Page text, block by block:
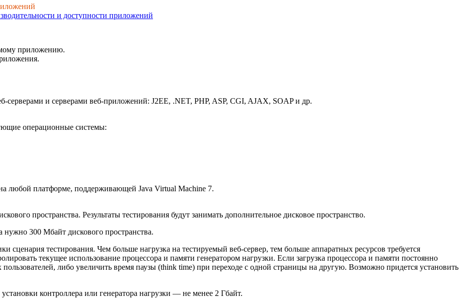
и доступности приложений
приложению.
серверами и серверами веб-приложений: J2EE, .NET, PHP, ASP, CGI, AJAX, SOAP и др.
операционные системы:
любой платформе, поддерживающей Java Virtual Machine 7.
пространства. Результаты тестирования будут занимать дополнительное дисковое пространство.
нужно 300 Мбайт дискового пространства.
сценария тестирования. Чем больше нагрузка на тестируемый веб-сервер, тем больше аппаратных ресурсов требуется
текущее использование процессора и памяти генератором нагрузки. Если загрузка процессора и памяти постоянно
либо увеличить время паузы (think time) при переходе с одной страницы на другую. Возможно придется установить
контроллера или генератора нагрузки — не менее 2 Гбайт.